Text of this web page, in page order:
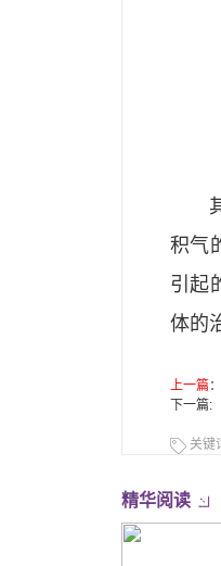
积气
引起
体的
上一篇 ：
下一篇
关键
精华阅读